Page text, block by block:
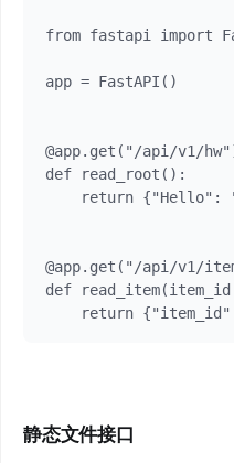
from fastapi import
app = FastAPI()
@app.get("/api/v1/
def read_root():
return {"Hello":
@app.get("/api/v1/
def
静态文件接口